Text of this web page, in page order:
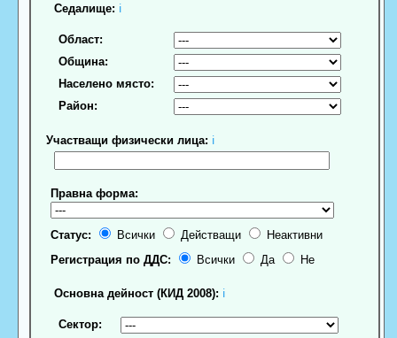
Седалище: ℹ
Област:
Община:
Населено място:
Район:
Участващи физически лица: ℹ
Правна форма:
Статус: Всички Действащи
Неактивни
Регистрация по ДДС:
Всички Да Не
Основна дейност (КИД 2008): ℹ
Сектор: